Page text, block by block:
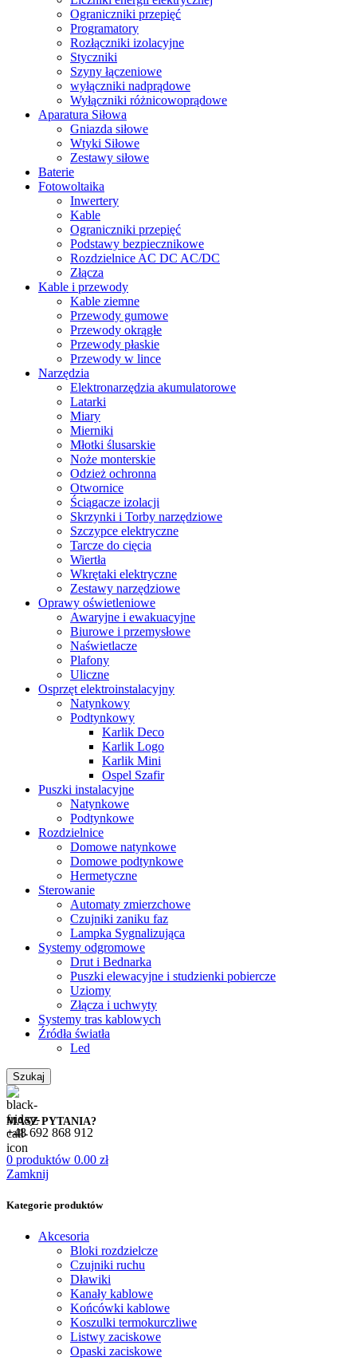
Ograniczniki przepięć
Programatory
Rozłączniki izolacyjne
Styczniki
Szyny łączeniowe
wyłączniki nadprądowe
Wyłączniki różnicowoprądowe
Aparatura Siłowa
Gniazda siłowe
Wtyki Siłowe
Zestawy siłowe
Baterie
Fotowoltaika
Inwertery
Kable
Ograniczniki przepięć
Podstawy bezpiecznikowe
Rozdzielnice AC DC AC/DC
Złącza
Kable i przewody
Kable ziemne
Przewody gumowe
Przewody okrągłe
Przewody płaskie
Przewody w lince
Narzędzia
Elektronarzędzia akumulatorowe
Latarki
Miary
Mierniki
Młotki ślusarskie
Noże monterskie
Odzież ochronna
Otwornice
Ściągacze izolacji
Skrzynki i Torby narzędziowe
Szczypce elektryczne
Tarcze do cięcia
Wiertła
Wkrętaki elektryczne
Zestawy narzędziowe
Oprawy oświetleniowe
Awaryjne i ewakuacyjne
Biurowe i przemysłowe
Naświetlacze
Plafony
Uliczne
Osprzęt elektroinstalacyjny
Natynkowy
Podtynkowy
Karlik Deco
Karlik Logo
Karlik Mini
Ospel Szafir
Puszki instalacyjne
Natynkowe
Podtynkowe
Rozdzielnice
Domowe natynkowe
Domowe podtynkowe
Hermetyczne
Sterowanie
Automaty zmierzchowe
Czujniki zaniku faz
Lampka Sygnalizująca
Systemy odgromowe
Drut i Bednarka
Puszki elewacyjne i studzienki pobiercze
Uziomy
Złącza i uchwyty
Systemy tras kablowych
Źródła światła
Led
Szukaj
MASZ PYTANIA?
+48 692 868 912
0 produktów 0.00 zł
Zamknij
Kategorie produktów
Akcesoria
Bloki rozdzielcze
Czujniki ruchu
Dławiki
Kanały kablowe
Końcówki kablowe
Koszulki termokurczliwe
Listwy zaciskowe
Opaski zaciskowe